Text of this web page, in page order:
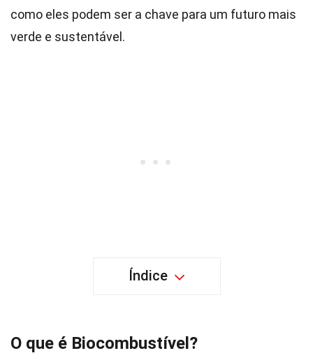
como eles podem ser a chave para um futuro mais
verde e sustentável.
Índice
O que é Biocombustível?